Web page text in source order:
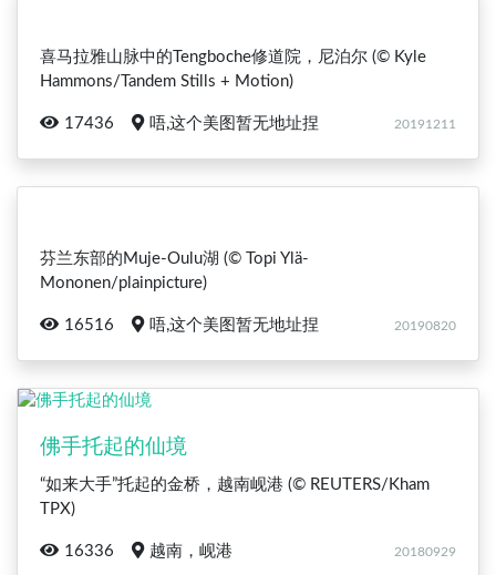
喜马拉雅山脉中的Tengboche修道院，尼泊尔 (© Kyle
Hammons/Tandem Stills + Motion)
17436 唔,这个美图暂无地址捏 20191211
芬兰东部的Muje-Oulu湖 (© Topi Ylä-
Mononen/plainpicture)
16516 唔,这个美图暂无地址捏 20190820
佛手托起的仙境
“如来大手”托起的金桥，越南岘港 (© REUTERS/Kham
TPX)
16336 越南，岘港 20180929